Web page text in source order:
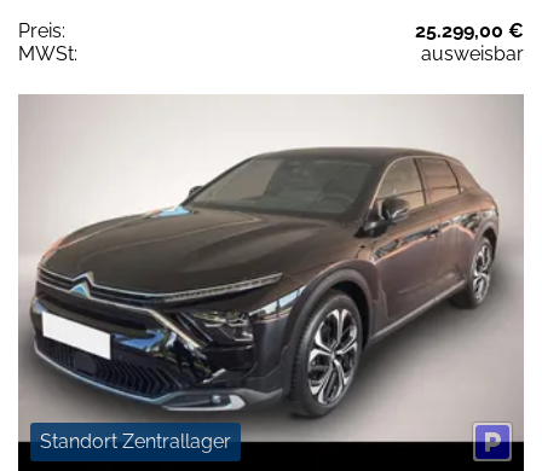
Preis:
25.299,00 €
MWSt:
ausweisbar
Standort Zentrallager